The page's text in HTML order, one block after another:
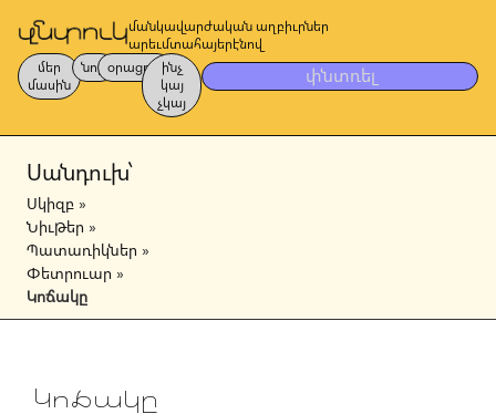
մանկավարժական աղբիւրներ
արեւմտահայերէնով
մեր
մասին
նոր օրացոյց
ինչ
կայ
չկայ
փնտռել
Սանդուխ՝
Սկիզբ »
Նիւթեր »
Պատառիկներ »
Փետրուար »
Կոճակը
Կոճակը